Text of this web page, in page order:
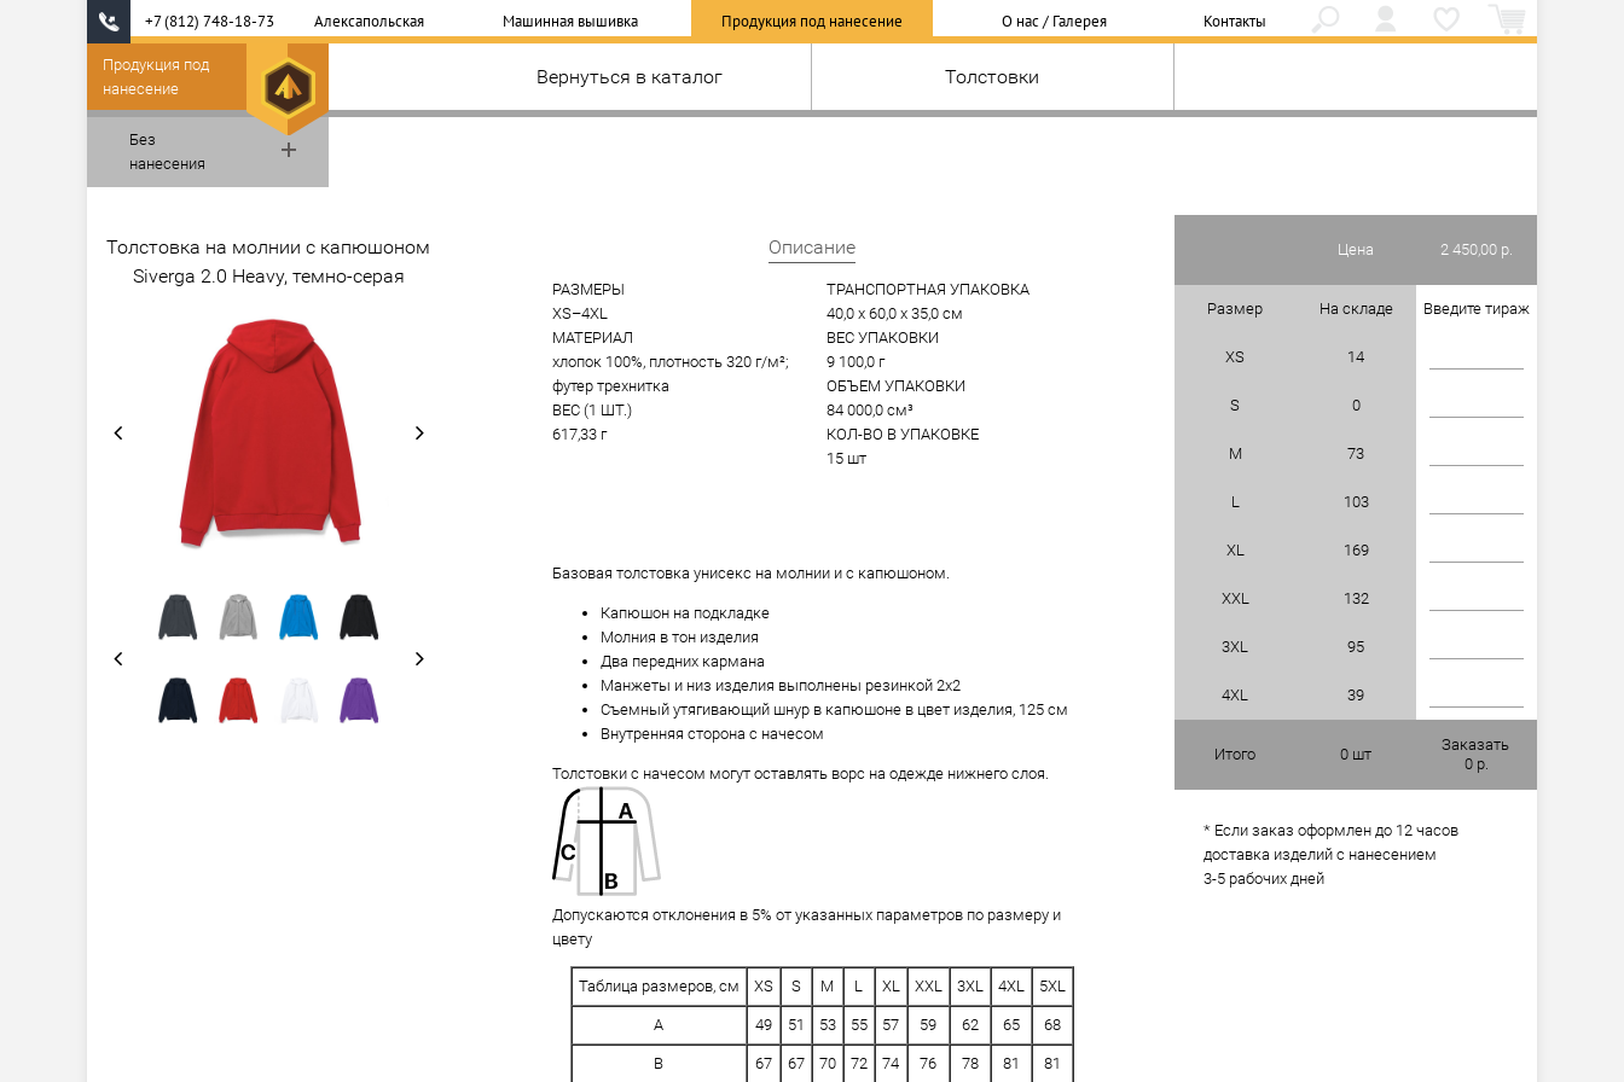
+7 (812) 748-18-73 Алексапольская Машинная вышивка Продукция под нанесение О нас / Галерея Контакты
Вернуться в каталог Толстовки
Продукция под
нанесение
Без
нанесения
Толстовка на молнии с капюшоном
Siverga 2.0 Heavy, темно-серая
Цена 2 450,00 р.
Размер На складе Введите тираж
XS 14
S 0
M 73
L 103
XL 169
XXL 132
3XL 95
4XL 39
Итого 0 шт
Заказать
0 р.
* Если заказ оформлен до 12 часов
доставка изделий с нанесением
3-5 рабочих дней
Описание
РАЗМЕРЫ
XS–4XL
МАТЕРИАЛ
хлопок 100%, плотность 320 г/м²;
футер трехнитка
ВЕС (1 ШТ.)
617,33 г
ТРАНСПОРТНАЯ УПАКОВКА
40,0 x 60,0 x 35,0 см
ВЕС УПАКОВКИ
9 100,0 г
ОБЪЕМ УПАКОВКИ
84 000,0 см³
КОЛ-ВО В УПАКОВКЕ
15 шт
Базовая толстовка унисекс на молнии и с капюшоном.
Капюшон на подкладке
Молния в тон изделия
Два передних кармана
Манжеты и низ изделия выполнены резинкой 2х2
Съемный утягивающий шнур в капюшоне в цвет изделия, 125 см
Внутренняя сторона с начесом
Толстовки с начесом могут оставлять ворс на одежде нижнего слоя.
Допускаются отклонения в 5% от указанных параметров по размеру и
цвету
Таблица размеров, см XS S M L XL XXL 3XL 4XL 5XL
A 49 51 53 55 57 59 62 65 68
B 67 67 70 72 74 76 78 81 81